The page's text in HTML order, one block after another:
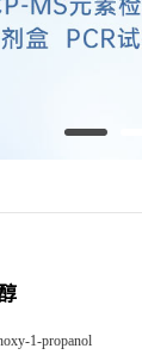
1-propanol